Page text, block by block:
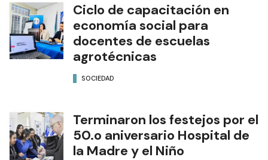
Ciclo de capacitación en
economía social para
docentes de escuelas
agrotécnicas
SOCIEDAD
Terminaron los festejos por el
50.o aniversario Hospital de
la Madre y el Niño